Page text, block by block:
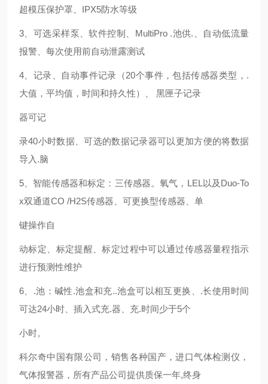
超模压保护罩、IPX5防水等级
3、可选采样泵、软件控制、MultiPro .池供.、自动低流量
报警、每次使用前自动泄露测试
4、记录、自动事件记录（20个事件，包括传感器类型，.
大值，平均值，时间和持久性）、 黑匣子记录
器可记
录40小时数据、可选的数据记录器可以更加方便的将数据
导入.脑
5、智能传感器和标定：三传感器。氧气，LEL以及Duo-To
x双通道CO /H2S传感器、可更换型传感器、单
键操作自
动标定、标定提醒、标定过程中可以通过传感器量程指示
进行预测性维护
6、.池：碱性.池盒和充..池盒可以相互更换、.长使用时间
可达24小时、插入式充.器、充.时间少于5个
小时。
科尔奇中国有限公司，销售各种国产，进口气体检测仪，
气体报警器，所有产品公司提供质保一年,终身